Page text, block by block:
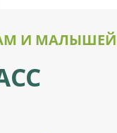
И МАЛЫШЕЙ